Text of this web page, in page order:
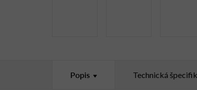
Popis Technická